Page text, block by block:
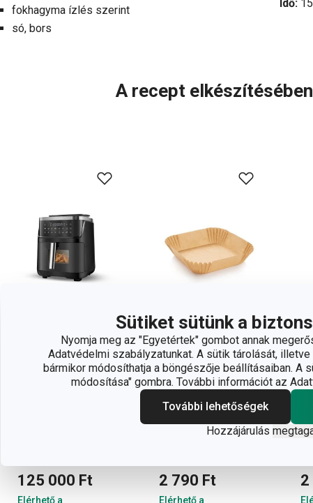
Sütiket sütünk a
Nyomja meg az "Egyetértek" gombot annak
Adatvédelmi szabályzatunkat. A sütik tárolását,
bármikor módosíthatja a böngészője beállításaiban. A
módosítása" gombra. További információt az
További lehetőségek
Hozzájárulás
fokhagyma ízlés szerint
só, bors
Idő:
A recept
Újdonság
Ingyen szállítás
PRESIDENT
125 000 Ft
Elérhető a
DELÍCIA
négyszögletes
papírtányér
forrólevegős
2 790 Ft
Elérhető a
ø
2